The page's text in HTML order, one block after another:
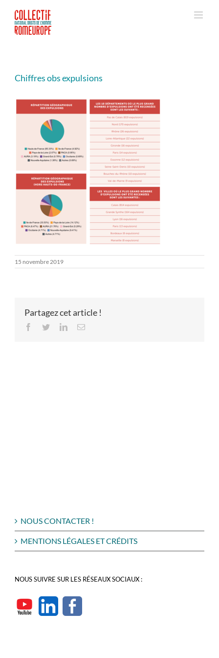
contenu
Chiffres obs expulsions
15 novembre 2019
Partagez cet article !
Facebook
TwitterLinkedInEmail
NOUS CONTACTER !
MENTIONS LÉGALES ET CRÉDITS
NOUS SUIVRE SUR LES RÉSEAUX SOCIAUX :